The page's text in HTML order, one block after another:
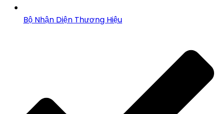
Bộ Nhận Diện Thương Hiệu